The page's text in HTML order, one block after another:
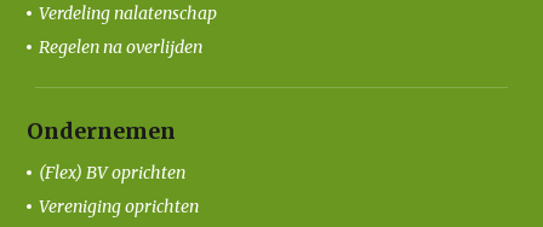
Verdeling nalatenschap
Regelen na overlijden
Ondernemen
(Flex) BV oprichten
Vereniging oprichten